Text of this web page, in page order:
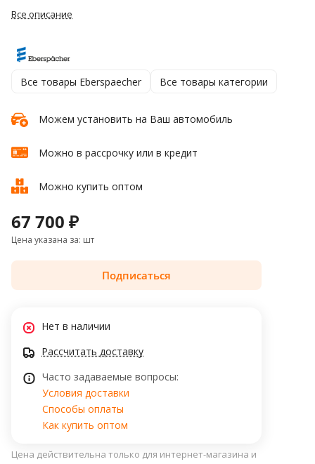
Все описание
Все товары Eberspaecher Все товары категории
Можем установить на Ваш автомобиль
Можно в рассрочку или в кредит
Можно купить оптом
67 700 ₽
Цена указана за: шт
Подписаться
Нет в наличии
Рассчитать доставку
Часто задаваемые вопросы:
Условия доставки
Способы оплаты
Как купить оптом
Цена действительна только для интернет-магазина и